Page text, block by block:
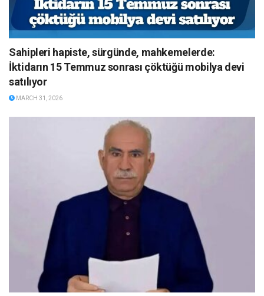
Sahipleri hapiste, sürgünde, mahkemelerde:
İktidarın 15 Temmuz sonrası çöktüğü mobilya devi
satılıyor
MARCH 31, 2026